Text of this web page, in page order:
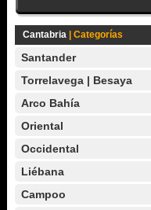
Cantabria | Categorías
Santander
Torrelavega | Besaya
Arco Bahía
Oriental
Occidental
Liébana
Campoo